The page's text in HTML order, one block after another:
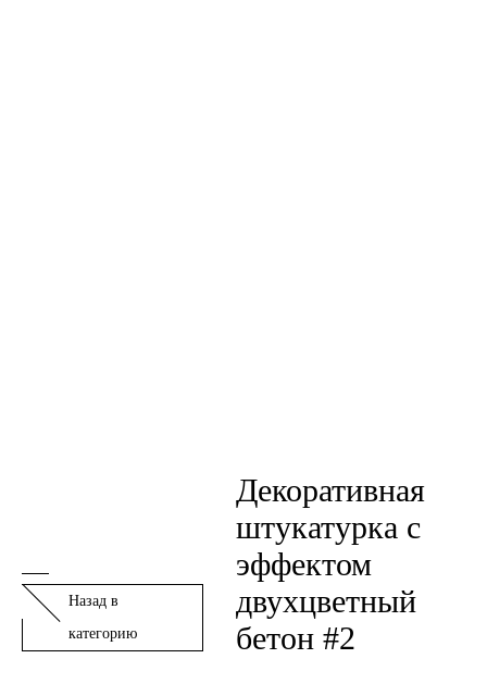
Назад в
категорию
Декоративная
штукатурка с
эффектом
двухцветный
бетон #2